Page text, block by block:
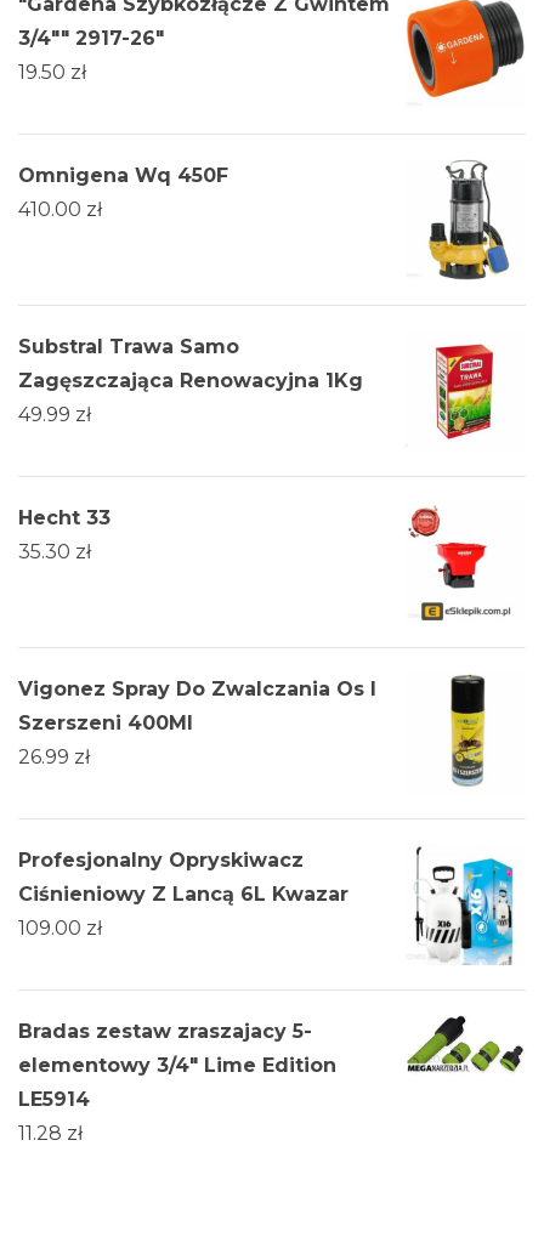
"Gardena Szybkozłącze Z Gwintem
3/4"" 2917-26"
19.50 zł
Omnigena Wq 450F
410.00 zł
Substral Trawa Samo
Zagęszczająca Renowacyjna 1Kg
49.99 zł
Hecht 33
35.30 zł
Vigonez Spray Do Zwalczania Os I
Szerszeni 400Ml
26.99 zł
Profesjonalny Opryskiwacz
Ciśnieniowy Z Lancą 6L Kwazar
109.00 zł
Bradas zestaw zraszajacy 5-
elementowy 3/4" Lime Edition
LE5914
11.28 zł